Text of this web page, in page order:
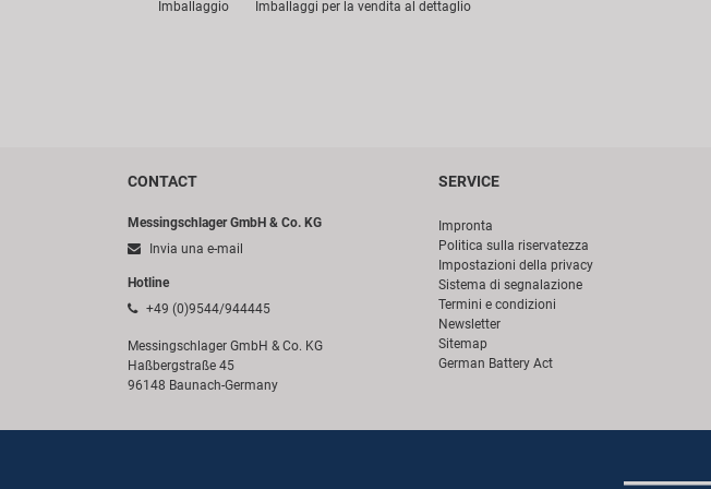
Imballaggio Imballaggi per la vendita al dettaglio
CONTACT
Messingschlager GmbH & Co. KG
Invia una e-mail
Hotline
+49 (0)9544/944445
Messingschlager GmbH & Co. KG
Haßbergstraße 45
96148 Baunach-Germany
SERVICE
Impronta
Politica sulla riservatezza
Impostazioni della privacy
Sistema di segnalazione
Termini e condizioni
Newsletter
Sitemap
German Battery Act